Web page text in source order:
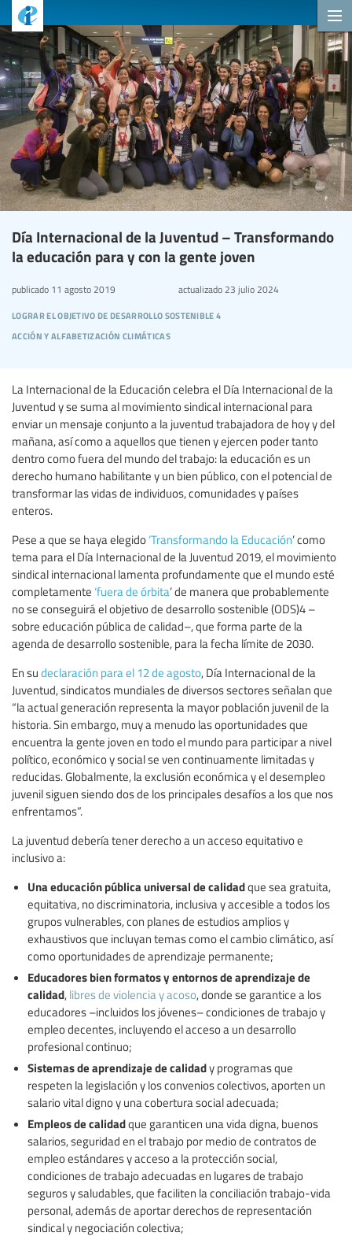
Día Internacional de la Juventud – Transformando
la educación para y con la gente joven
lograr el objetivo de desarrollo sostenible 4
acción y alfabetización climáticas
publicado 11 agosto 2019 actualizado23 julio 2024
La Internacional de la Educación celebra el Día Internacional de la
Juventud y se suma al movimiento sindical internacional para
enviar un mensaje conjunto a la juventud trabajadora de hoy y del
mañana, así como a aquellos que tienen y ejercen poder tanto
dentro como fuera del mundo del trabajo: la educación es un
derecho humano habilitante y un bien público, con el potencial de
transformar las vidas de individuos, comunidades y países
enteros.
Pese a que se haya elegido ‘Transformando la Educación’ como
tema para el Día Internacional de la Juventud 2019, el movimiento
sindical internacional lamenta profundamente que el mundo esté
completamente ‘fuera de órbita’ de manera que probablemente
no se conseguirá el objetivo de desarrollo sostenible (ODS)4 –
sobre educación pública de calidad–, que forma parte de la
agenda de desarrollo sostenible, para la fecha límite de 2030.
En su declaración para el 12 de agosto, Día Internacional de la
Juventud, sindicatos mundiales de diversos sectores señalan que
“la actual generación representa la mayor población juvenil de la
historia. Sin embargo, muy a menudo las oportunidades que
encuentra la gente joven en todo el mundo para participar a nivel
político, económico y social se ven continuamente limitadas y
reducidas. Globalmente, la exclusión económica y el desempleo
juvenil siguen siendo dos de los principales desafíos a los que nos
enfrentamos”.
La juventud debería tener derecho a un acceso equitativo e
inclusivo a:
Una educación pública universal de calidadque sea gratuita,
equitativa, no discriminatoria, inclusiva y accesible a todos los
grupos vulnerables, con planes de estudios amplios y
exhaustivos que incluyan temas como el cambio climático, así
como oportunidades de aprendizaje permanente;
Educadores bien formatos y entornos de aprendizaje de
calidad, libres de violencia y acoso, donde se garantice a los
educadores –incluidos los jóvenes– condiciones de trabajo y
empleo decentes, incluyendo el acceso a un desarrollo
profesional continuo;
Sistemas de aprendizaje de calidady programas que
respeten la legislación y los convenios colectivos, aporten un
salario vital digno y una cobertura social adecuada;
Empleos de calidadque garanticen una vida digna, buenos
salarios, seguridad en el trabajo por medio de contratos de
empleo estándares y acceso a la protección social,
condiciones de trabajo adecuadas en lugares de trabajo
seguros y saludables, que faciliten la conciliación trabajo-vida
personal, además de aportar derechos de representación
sindical y negociación colectiva;